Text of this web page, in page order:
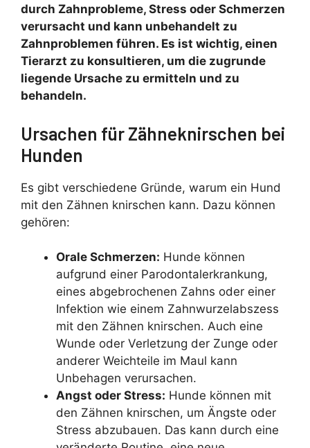
durch Zahnprobleme, Stress oder Schmerzen
verursacht und kann unbehandelt zu
Zahnproblemen führen. Es ist wichtig, einen
Tierarzt zu konsultieren, um die zugrunde
liegende Ursache zu ermitteln und zu
behandeln.
Ursachen für Zähneknirschen bei
Hunden
Es gibt verschiedene Gründe, warum ein Hund
mit den Zähnen knirschen kann. Dazu können
gehören:
Orale Schmerzen: Hunde können
aufgrund einer Parodontalerkrankung,
eines abgebrochenen Zahns oder einer
Infektion wie einem Zahnwurzelabszess
mit den Zähnen knirschen. Auch eine
Wunde oder Verletzung der Zunge oder
anderer Weichteile im Maul kann
Unbehagen verursachen.
Angst oder Stress: Hunde können mit
den Zähnen knirschen, um Ängste oder
Stress abzubauen. Das kann durch eine